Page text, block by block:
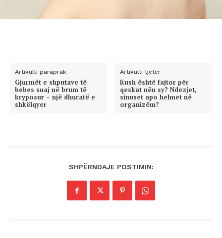
Artikulli paraprak
Gjurmët e shputave të
bebes suaj në brum të
kryposur – një dhuratë e
shkëlqyer
Artikulli tjetër
Kush është fajtor për
qeskat nën sy? Ndezjet,
sinuset apo helmet në
organizëm?
SHPËRNDAJE POSTIMIN: